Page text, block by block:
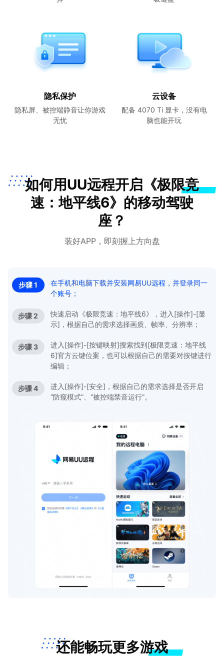
隐私保护
隐私屏、被控端静音让你游戏
无忧
云设备
配备 4070 Ti 显卡，没有电
脑也能开玩
如何用UU远程开启《极限竞
速：地平线6》的移动驾驶
座？
装好APP，即刻握上方向盘
步骤 1
在手机和电脑下载并安装网易UU远程，并登录同一
个账号；
步骤 2
快速启动《极限竞速：地平线6》，进入[操作]-[显
示]，根据自己的需求选择画质、帧率、分辨率；
步骤 3
进入[操作]-[按键映射]搜索找到[极限竞速：地平线
6]官方云键位案，也可以根据自己的需要对按键进行
编辑；
步骤 4
进入[操作]-[安全]，根据自己的需求选择是否开启
“防窥模式”、“被控端禁音运行”。
还能畅玩更多游戏